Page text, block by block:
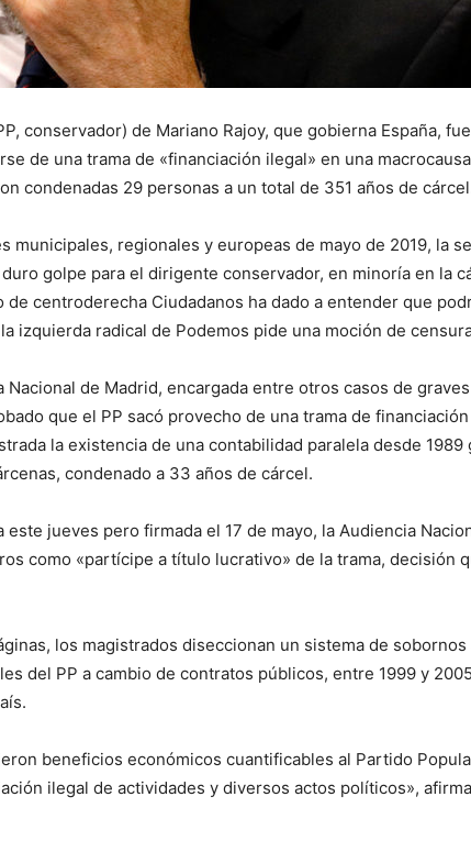
conservador) de Mariano Rajoy, que gobierna España,
de una trama de «financiación ilegal» en una
condenadas 29 personas a un total de 351 años de
municipales, regionales y europeas de mayo de 2019, la
golpe para el dirigente conservador, en minoría en la
de centroderecha Ciudadanos ha dado a entender que
izquierda radical de Podemos pide una moción de
Nacional de Madrid, encargada entre otros casos de
que el PP sacó provecho de una trama de
la existencia de una contabilidad paralela desde 1989
condenado a 33 años de cárcel.
este jueves pero firmada el 17 de mayo, la Audiencia
como «partícipe a título lucrativo» de la trama, decisión
los magistrados diseccionan un sistema de sobornos
del PP a cambio de contratos públicos, entre 1999 y
beneficios económicos cuantificables al Partido
ilegal de actividades y diversos actos políticos»,